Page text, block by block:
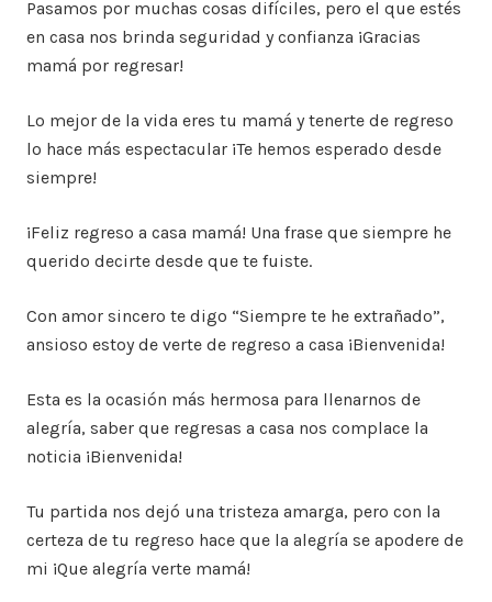
Pasamos por muchas cosas difíciles, pero el que estés
en casa nos brinda seguridad y confianza ¡Gracias
mamá por regresar!
Lo mejor de la vida eres tu mamá y tenerte de regreso
lo hace más espectacular ¡Te hemos esperado desde
siempre!
¡Feliz regreso a casa mamá! Una frase que siempre he
querido decirte desde que te fuiste.
Con amor sincero te digo “Siempre te he extrañado”,
ansioso estoy de verte de regreso a casa ¡Bienvenida!
Esta es la ocasión más hermosa para llenarnos de
alegría, saber que regresas a casa nos complace la
noticia ¡Bienvenida!
Tu partida nos dejó una tristeza amarga, pero con la
certeza de tu regreso hace que la alegría se apodere de
mi ¡Que alegría verte mamá!